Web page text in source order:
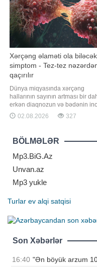
Xərçəng əlaməti ola
simptom - Tez-tez
qaçırılır
Dünya miqyasında xərçəng
hallarının sayının artması bir
erkən diaqnozun və bədənin
xəbərdarlıq əlamətlərinin düzgün
şərh edilməsinin vacibliyini
olaraq, xərçəng növləri həmişə
simptomlarla qəfildən ortaya
Alimlər vurğulayırlar ki, bədəndə
həftələrl
02.08.2026 327
BÖLMƏLƏR
Mp3.BiG.Az
Unvan.az
Mp3 yukle
Turlar ev alqi satqisi
Son Xəbərlər
16:40 "Ən böyük arzum